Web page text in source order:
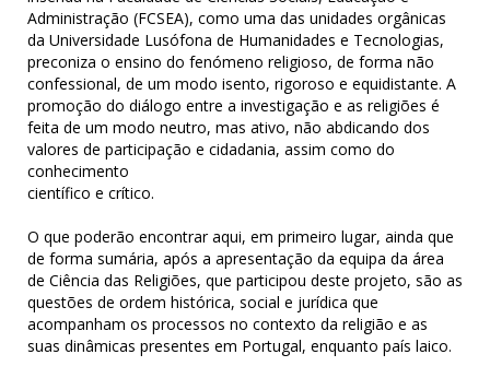
Administração (FCSEA), como uma das unidades orgânicas
da Universidade Lusófona de Humanidades e Tecnologias,
preconiza o ensino do fenómeno religioso, de forma não
confessional, de um modo isento, rigoroso e equidistante. A
promoção do diálogo entre a investigação e as religiões é
feita de um modo neutro, mas ativo, não abdicando dos
valores de participação e cidadania, assim como do
conhecimento
científico e crítico.
O que poderão encontrar aqui, em primeiro lugar, ainda que
de forma sumária, após a apresentação da equipa da área
de Ciência das Religiões, que participou deste projeto, são as
questões de ordem histórica, social e jurídica que
acompanham os processos no contexto da religião e as
suas dinâmicas presentes em Portugal, enquanto país laico.